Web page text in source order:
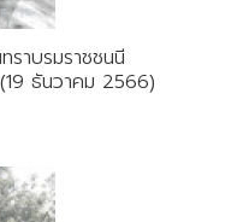
ราบรมราชชนนี
ธันวาคม 2566)